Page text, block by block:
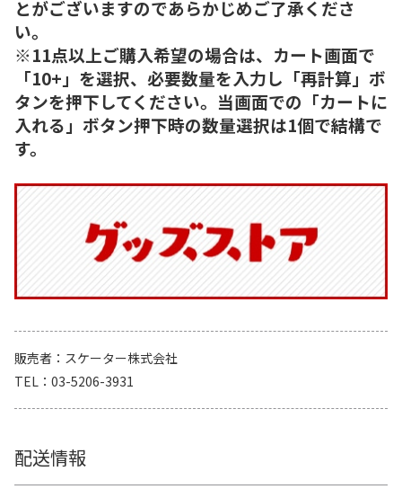
とがございますのであらかじめご了承くださ
い。
※11点以上ご購入希望の場合は、カート画面で
「10+」を選択、必要数量を入力し「再計算」ボ
タンを押下してください。当画面での「カートに
入れる」ボタン押下時の数量選択は1個で結構で
す。
販売者
スケーター株式会社
TEL
03-5206-3931
配送情報